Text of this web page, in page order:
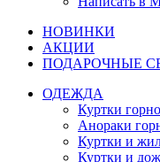
НОВИНКИ
АКЦИИ
ПОДАРОЧНЫЕ
ОДЕЖДА
Куртки
Анораки
Куртки и
Куртки и